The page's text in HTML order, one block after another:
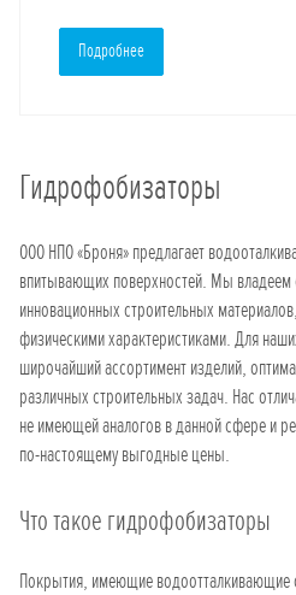
Подробнее
Гидрофобизаторы
ООО НПО «Броня» предлагает
впитывающих поверхностей. Мы
инновационных строительных
физическими характеристиками. Для
широчайший ассортимент изделий,
различных строительных задач. Нас
не имеющей аналогов в данной сфере и
по-настоящему выгодные цены.
Что такое гидрофобизаторы
Покрытия, имеющие водоотталкивающие